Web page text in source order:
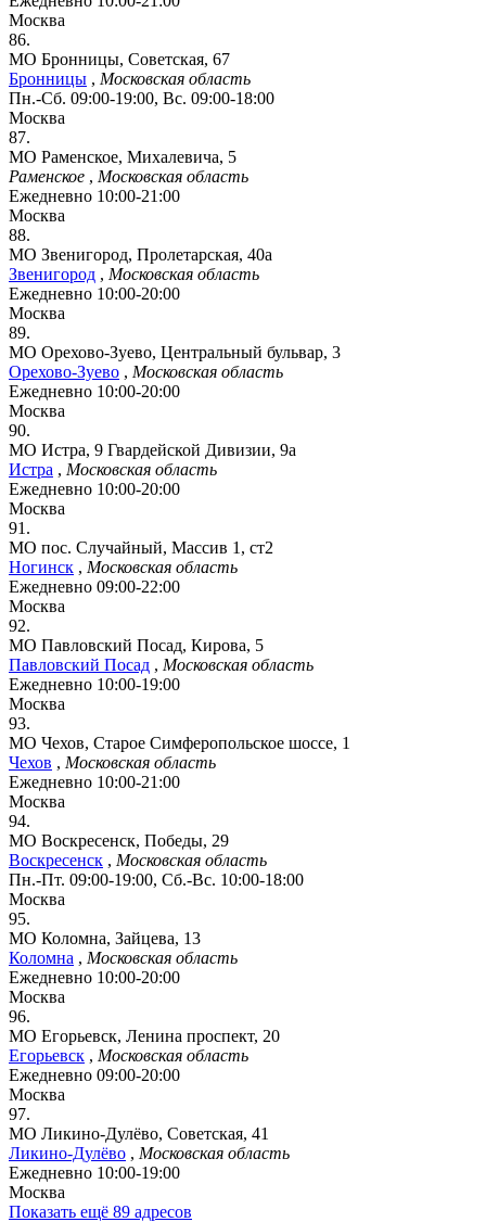
Москва
86.
МО Бронницы, Советская, 67
Бронницы , Московская область
Пн.-Сб. 09:00-19:00, Вс. 09:00-18:00
Москва
87.
МО Раменское, Михалевича, 5
Раменское , Московская область
Ежедневно 10:00-21:00
Москва
88.
МО Звенигород, Пролетарская, 40а
Звенигород , Московская область
Ежедневно 10:00-20:00
Москва
89.
МО Орехово-Зуево, Центральный бульвар, 3
Орехово-Зуево , Московская область
Ежедневно 10:00-20:00
Москва
90.
МО Истра, 9 Гвардейской Дивизии, 9а
Истра , Московская область
Ежедневно 10:00-20:00
Москва
91.
МО пос. Случайный, Массив 1, ст2
Ногинск , Московская область
Ежедневно 09:00-22:00
Москва
92.
МО Павловский Посад, Кирова, 5
Павловский Посад , Московская область
Ежедневно 10:00-19:00
Москва
93.
МО Чехов, Старое Симферопольское шоссе, 1
Чехов , Московская область
Ежедневно 10:00-21:00
Москва
94.
МО Воскресенск, Победы, 29
Воскресенск , Московская область
Пн.-Пт. 09:00-19:00, Сб.-Вс. 10:00-18:00
Москва
95.
МО Коломна, Зайцева, 13
Коломна , Московская область
Ежедневно 10:00-20:00
Москва
96.
МО Егорьевск, Ленина проспект, 20
Егорьевск , Московская область
Ежедневно 09:00-20:00
Москва
97.
МО Ликино-Дулёво, Советская, 41
Ликино-Дулёво , Московская область
Ежедневно 10:00-19:00
Москва
Показать ещё 89 адресов